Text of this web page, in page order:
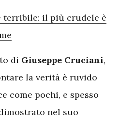
terribile: il più crudele è
di Giuseppe Cruciani,
la verità è ruvido
come pochi, e spesso
nel suo